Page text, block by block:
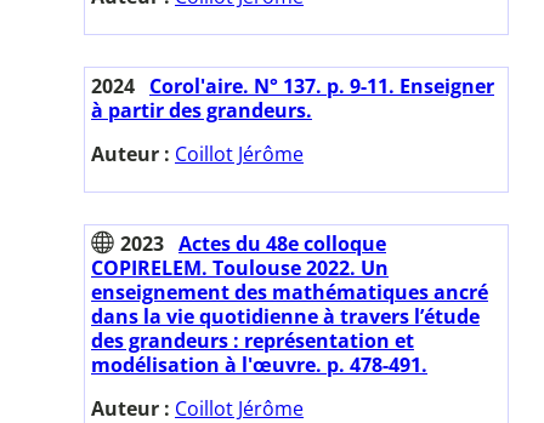
2024 Corol'aire. N° 137. p. 9-11. Enseigner
à partir des grandeurs.
Auteur : Coillot Jérôme
2023 Actes du 48e colloque
COPIRELEM. Toulouse 2022. Un
enseignement des mathématiques ancré
dans la vie quotidienne à travers l’étude
des grandeurs : représentation et
modélisation à l'œuvre. p. 478-491.
Auteur : Coillot Jérôme